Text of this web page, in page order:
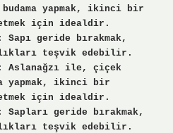
yapmak, ikinci bir
için idealdir.
geride bırakmak,
teşvik edebilir.
Aslanağzı ile, çiçek
yapmak, ikinci bir
için idealdir.
Sapları geride bırakmak,
teşvik edebilir.